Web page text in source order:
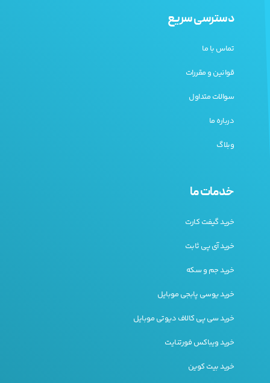
دسترسی سریع
تماس با ما
قوانین و مقررات
سوالات متداول
درباره ما
وبلاگ
خدمات ما
خرید گیفت کارت
خرید آی پی ثابت
خرید جم و سکه
خرید یوسی پابجی موبایل
خرید سی پی کالاف دیوتی موبایل
خرید ویباکس فورتنایت
خرید بیت کوین